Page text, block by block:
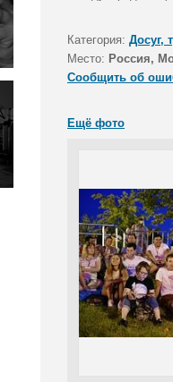
Категория: Досуг,
Место: Россия,
Сообщить об
Ещё фото